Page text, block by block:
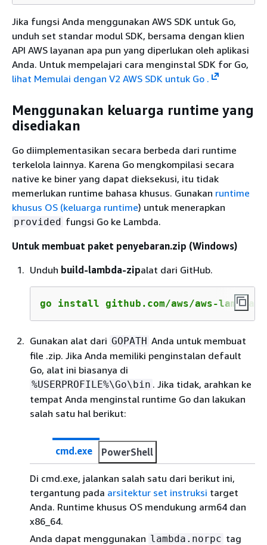
Jika fungsi Anda menggunakan AWS SDK untuk Go,
unduh set standar modul SDK, bersama dengan klien
API AWS layanan apa pun yang diperlukan oleh aplikasi
Anda. Untuk mempelajari cara menginstal SDK for Go,
lihat Memulai dengan V2 AWS SDK untuk Go .
Menggunakan keluarga runtime yang
disediakan
Go diimplementasikan secara berbeda dari runtime
terkelola lainnya. Karena Go mengkompilasi secara
native ke biner yang dapat dieksekusi, itu tidak
memerlukan runtime bahasa khusus. Gunakan runtime
khusus OS (keluarga runtime) untuk menerapkan
provided fungsi Go ke Lambda.
Untuk membuat paket penyebaran.zip (Windows)
Unduh build-lambda-zipalat dari GitHub.
go install github.com/aws/aws-lambda-
Gunakan alat dari GOPATH Anda untuk membuat
file .zip. Jika Anda memiliki penginstalan default
Go, alat ini biasanya di
%USERPROFILE%\Go\bin . Jika tidak, arahkan ke
tempat Anda menginstal runtime Go dan lakukan
salah satu hal berikut:
cmd.exe PowerShell
Di cmd.exe, jalankan salah satu dari berikut ini,
tergantung pada arsitektur set instruksi target
Anda. Runtime khusus OS mendukung arm64 dan
x86_64.
Anda dapat menggunakan lambda.norpc tag